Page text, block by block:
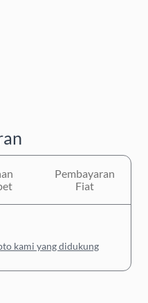
Pembayaran
Fiat
kami yang didukung